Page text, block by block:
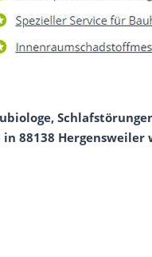
88138 Hergensweiler